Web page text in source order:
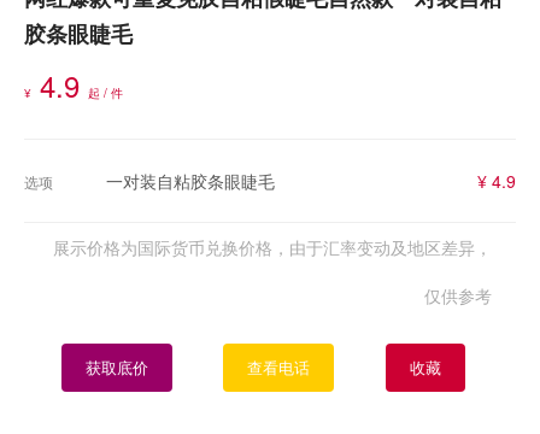
胶条眼睫毛
¥ 4.9 起 / 件
选项 一对装自粘胶条眼睫毛 ¥ 4.9
展示价格为国际货币兑换价格，由于汇率变动及地区差异，
仅供参考
获取底价 查看电话 收藏